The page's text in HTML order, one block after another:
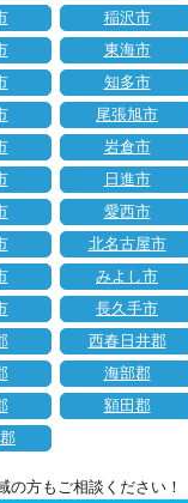
稲沢市
東海市
知多市
尾張旭市
岩倉市
日進市
愛西市
北名古屋市
みよし市
長久手市
西春日井郡
海部郡
額田郡
の方もご相談ください！